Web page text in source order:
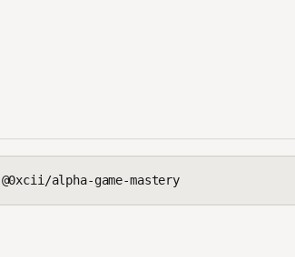
@0xcii/alpha-game-mastery